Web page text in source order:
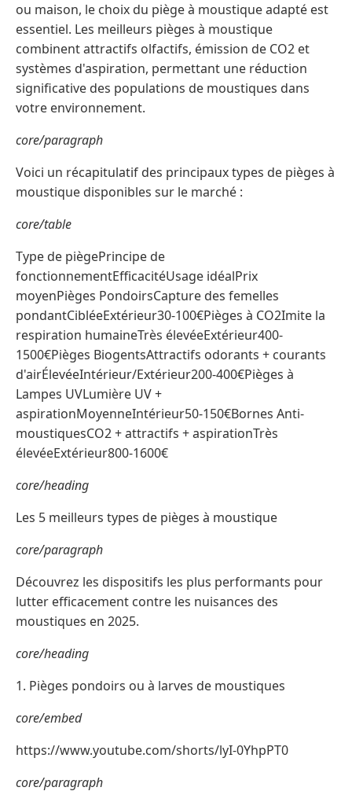
ou maison, le choix du piège à moustique adapté est
essentiel. Les meilleurs pièges à moustique
combinent attractifs olfactifs, émission de CO2 et
systèmes d'aspiration, permettant une réduction
significative des populations de moustiques dans
votre environnement.
core/paragraph
Voici un récapitulatif des principaux types de pièges à
moustique disponibles sur le marché :
core/table
Type de piègePrincipe de
fonctionnementEfficacitéUsage idéalPrix
moyenPièges PondoirsCapture des femelles
pondantCibléeExtérieur30-100€Pièges à CO2Imite la
respiration humaineTrès élevéeExtérieur400-
1500€Pièges BiogentsAttractifs odorants + courants
d'airÉlevéeIntérieur/Extérieur200-400€Pièges à
Lampes UVLumière UV +
aspirationMoyenneIntérieur50-150€Bornes Anti-
moustiquesCO2 + attractifs + aspirationTrès
élevéeExtérieur800-1600€
core/heading
Les 5 meilleurs types de pièges à moustique
core/paragraph
Découvrez les dispositifs les plus performants pour
lutter efficacement contre les nuisances des
moustiques en 2025.
core/heading
1. Pièges pondoirs ou à larves de moustiques
core/embed
https://www.youtube.com/shorts/lyI-0YhpPT0
core/paragraph